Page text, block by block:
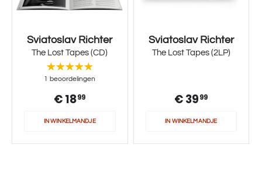
Sviatoslav Richter
The Lost Tapes (CD)
1 beoordelingen
€ 1899
IN WINKELMANDJE
Sviatoslav Richter
The Lost Tapes (2LP)
€ 3999
IN WINKELMANDJE